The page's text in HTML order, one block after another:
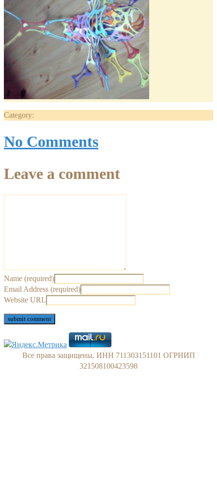
Category:
No Comments
Leave a comment
Name (required)
Email Address (required)
Website URL
Все права защищены. ИНН 711303151101 ОГРНИП
321508100423598